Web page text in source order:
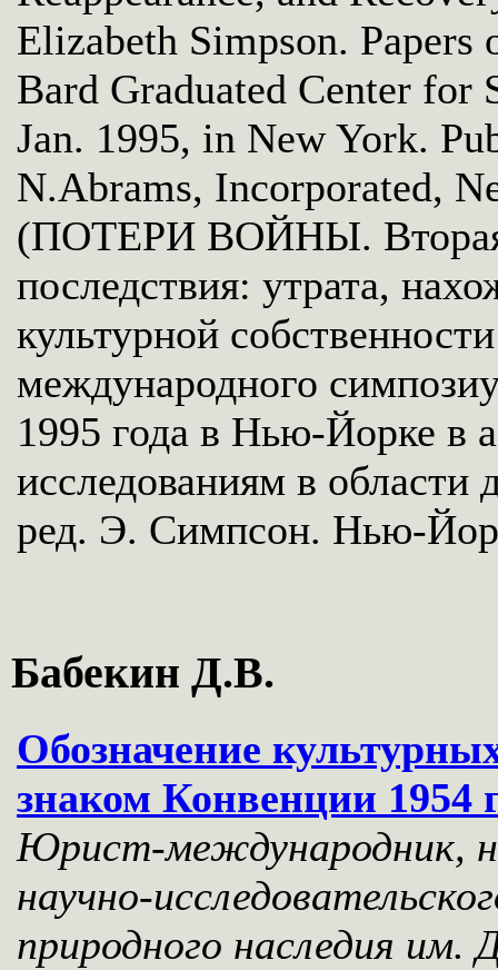
Elizabeth Simpson. Papers
Bard Graduated Center for
Jan. 1995, in New York.
N.Abrams, Incorporated,
(ПОТЕРИ ВОЙНЫ. Вторая
последствия: утрата,
культурной
международного
1995 года в Нью-Йорке в
исследованиям в области
ред. Э. Симпсон. Нью-
Бабекин Д.В.
Обозначение
знаком Конвенции 1954
Юрист-международник,
научно-
природного наследия им.